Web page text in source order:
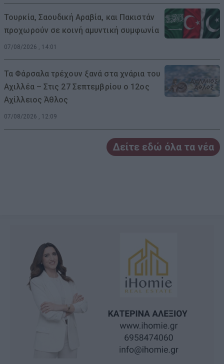
Τουρκία, Σαουδική Αραβία, και Πακιστάν
προχωρούν σε κοινή αμυντική συμφωνία
07/08/2026 , 14:01
Τα Φάρσαλα τρέχουν ξανά στα χνάρια του
Αχιλλέα – Στις 27 Σεπτεμβρίου ο 12ος
Αχίλλειος Άθλος
07/08/2026 , 12:09
Δείτε εδώ όλα τα νέα